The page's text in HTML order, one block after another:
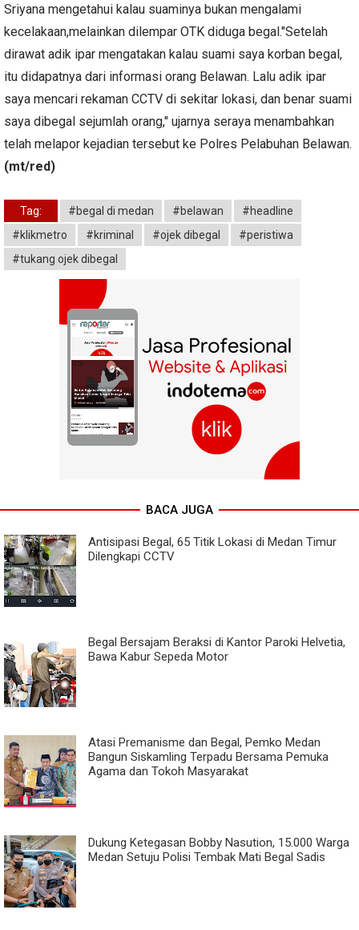
Sriyana mengetahui kalau suaminya bukan mengalami
kecelakaan,melainkan dilempar OTK diduga begal."Setelah
dirawat adik ipar mengatakan kalau suami saya korban begal,
itu didapatnya dari informasi orang Belawan. Lalu adik ipar
saya mencari rekaman CCTV di sekitar lokasi, dan benar suami
saya dibegal sejumlah orang," ujarnya seraya menambahkan
telah melapor kejadian tersebut ke Polres Pelabuhan Belawan.
(mt/red)
Tag: #begal di medan #belawan
#headline
#klikmetro
#kriminal #ojek dibegal
#peristiwa
#tukang ojek dibegal
BACA JUGA
Antisipasi Begal, 65 Titik Lokasi di Medan Timur
Dilengkapi CCTV
Begal Bersajam Beraksi di Kantor Paroki Helvetia,
Bawa Kabur Sepeda Motor
Atasi Premanisme dan Begal, Pemko Medan
Bangun Siskamling Terpadu Bersama Pemuka
Agama dan Tokoh Masyarakat
Dukung Ketegasan Bobby Nasution, 15.000 Warga
Medan Setuju Polisi Tembak Mati Begal Sadis